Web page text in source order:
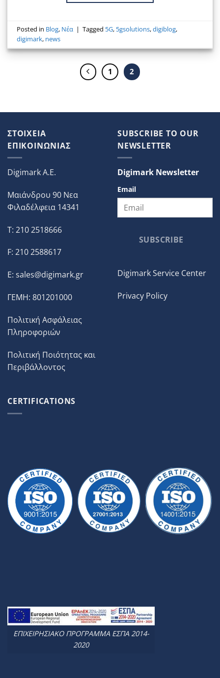
Posted in Blog, Νέα | Tagged 5G, 5gsolutions,digiblog,
digimark, news
1 2
ΣΤΟΙΧΕΙΑ
ΕΠΙΚΟΙΝΩΝΙΑΣ
Digimark A.E.
Μαιάνδρου 90 Νεα
Φιλαδέλφεια 14341
T: 210 2518666
F: 210 2588617
E: sales@digimark.gr
ΓΕΜΗ: 801201000
Πολιτική Ασφάλειας
Πληροφοριών
Πολιτική Ποιότητας και
Περιβάλλοντος
SUBSCRIBE TO OUR
NEWSLETTER
Digimark Newsletter
Email
SUBSCRIBE
Digimark Service Center
Privacy Policy
CERTIFICATIONS
ΕΠΙΧΕΙΡΗΣΙΑΚΟ ΠΡΟΓΡΑΜΜΑ ΕΣΠΑ 2014-
2020